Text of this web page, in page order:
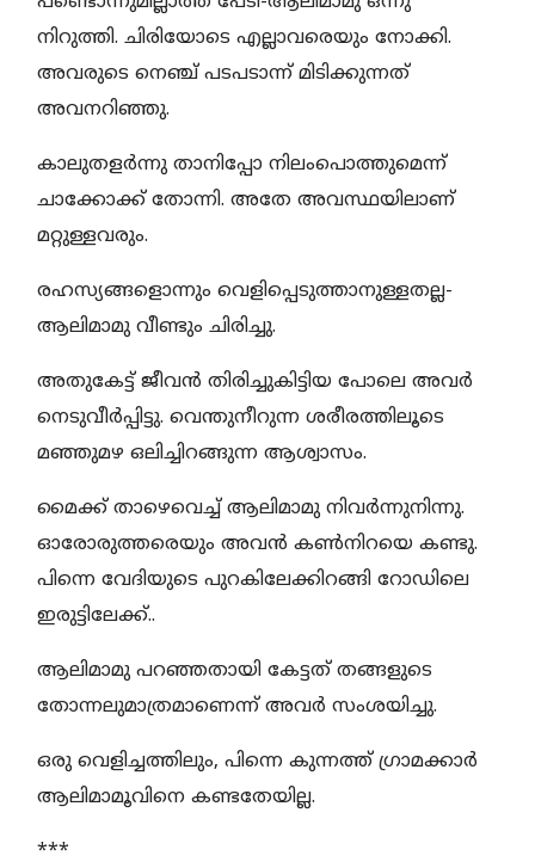
നിറുത്തി. ചിരിയോടെ എല്ലാവരെയും നോക്കി.
അവരുടെ നെഞ്ച് പടപടാന്ന് മിടിക്കുന്നത്
അവനറിഞ്ഞു.
കാലുതളർന്നു താനിപ്പോ നിലംപൊത്തുമെന്ന്
ചാക്കോക്ക് തോന്നി. അതേ അവസ്ഥയിലാണ്
മറ്റുള്ളവരും.
രഹസ്യങ്ങളൊന്നും വെളിപ്പെടുത്താനുള്ളതല്ല-
ആലിമാമു വീണ്ടും ചിരിച്ചു.
അതുകേട്ട് ജീവൻ തിരിച്ചുകിട്ടിയ പോലെ അവർ
നെടുവീർപ്പിട്ടു. വെന്തുനീറുന്ന ശരീരത്തിലൂടെ
മഞ്ഞുമഴ ഒലിച്ചിറങ്ങുന്ന ആശ്വാസം.
മൈക്ക് താഴെവെച്ച് ആലിമാമു നിവർന്നുനിന്നു.
ഓരോരുത്തരെയും അവൻ കൺനിറയെ കണ്ടു.
പിന്നെ വേദിയുടെ പുറകിലേക്കിറങ്ങി റോഡിലെ
ഇരുട്ടിലേക്ക്..
ആലിമാമു പറഞ്ഞതായി കേട്ടത് തങ്ങളുടെ
തോന്നലുമാത്രമാണെന്ന് അവർ സംശയിച്ചു.
ഒരു വെളിച്ചത്തിലും, പിന്നെ കുന്നത്ത് ഗ്രാമക്കാർ
ആലിമാമൂവിനെ കണ്ടതേയില്ല.
***